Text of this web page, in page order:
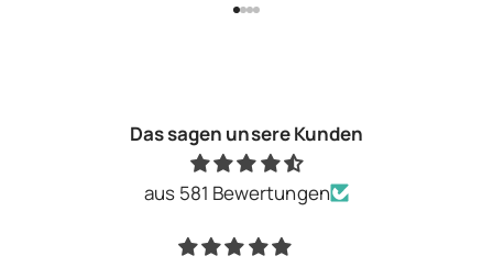
Das sagen unsere Kunden
aus 581 Bewertungen